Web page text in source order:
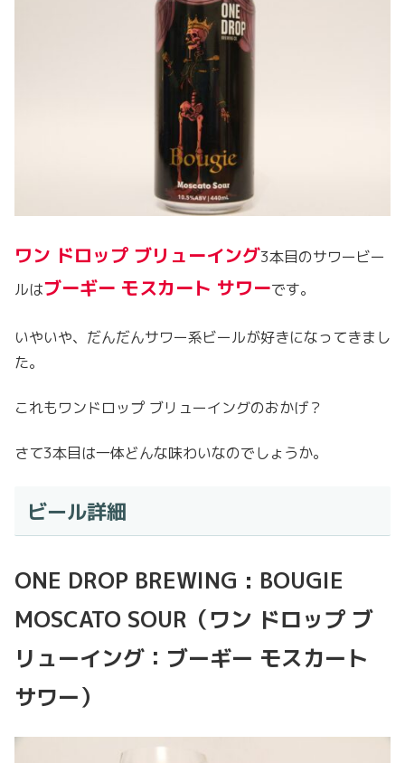
ワン ドロップ ブリューイング3本目のサワービー
ルはブーギー モスカート サワーです。
いやいや、だんだんサワー系ビールが好きになってきまし
た。
これもワンドロップ ブリューイングのおかげ？
さて3本目は一体どんな味わいなのでしょうか。
ビール詳細
ONE DROP BREWING : BOUGIE
MOSCATO SOUR（ワン ドロップ ブ
リューイング：ブーギー モスカート
サワー）